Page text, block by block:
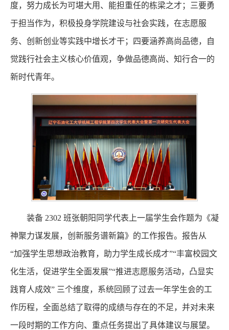
度，努力成长为可堪大用、能担重任的栋梁之才；三要勇
于担当作为，积极投身学院建设与社会实践，在志愿服
务、创新创业等实践中增长才干；四要涵养高尚品德，自
觉践行社会主义核心价值观，争做品德高尚、知行合一的
新时代青年。
装备 2302 班张朝阳同学代表上一届学生会作题为《凝
神聚力谋发展，创新服务谱新篇》的工作报告。报告从
“加强学生思想政治教育，助力学生成长成才”“丰富校园文
化生活，促进学生全面发展”“推进志愿服务活动，凸显实
践育人成效” 三个维度，系统回顾了过去一年学生会的工
作历程，全面总结了取得的成绩与存在的不足，并对未来
一段时期的工作方向、重点任务提出了具体建议与展望。